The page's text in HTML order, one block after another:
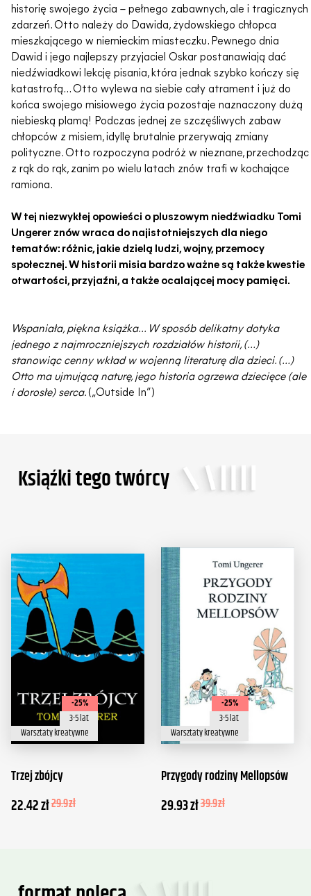
historię swojego życia – pełnego zabawnych, ale i tragicznych
zdarzeń. Otto należy do Dawida, żydowskiego chłopca
mieszkającego w niemieckim miasteczku. Pewnego dnia
Dawid i jego najlepszy przyjaciel Oskar postanawiają dać
niedźwiadkowi lekcję pisania, która jednak szybko kończy się
katastrofą… Otto wylewa na siebie cały atrament i już do
końca swojego misiowego życia pozostaje naznaczony dużą
niebieską plamą! Podczas jednej ze szczęśliwych zabaw
chłopców z misiem, idyllę brutalnie przerywają zmiany
polityczne. Otto rozpoczyna podróż w nieznane, przechodząc
z rąk do rąk, zanim po wielu latach znów trafi w kochające
ramiona.
W tej niezwykłej opowieści o pluszowym niedźwiadku Tomi
Ungerer znów wraca do najistotniejszych dla niego
tematów: różnic, jakie dzielą ludzi, wojny, przemocy
społecznej. W historii misia bardzo ważne są także kwestie
otwartości, przyjaźni, a także ocalającej mocy pamięci.
Wspaniała, piękna książka... W sposób delikatny dotyka
jednego z najmroczniejszych rozdziałów historii, (…)
stanowiąc cenny wkład w wojenną literaturę dla dzieci. (…)
Otto ma ujmującą naturę, jego historia ogrzewa dziecięce (ale
i dorosłe) serca.(„Outside In”)
Ksiąźki tego twórcy
-25%
3-5 lat
Warsztaty kreatywne
Trzej zbójcy
22.42zł29.9zł
-25%
3-5 lat
Warsztaty kreatywne
Przygody rodziny Mellopsów
29.93zł39.9zł